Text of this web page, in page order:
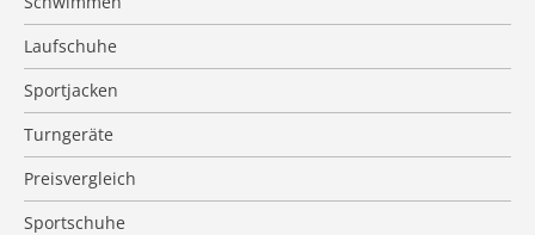
Laufschuhe
Sportjacken
Turngeräte
Preisvergleich
Sportschuhe